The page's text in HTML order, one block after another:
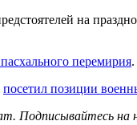
на
перемирия.
посетил позиции
Подписывайтесь на